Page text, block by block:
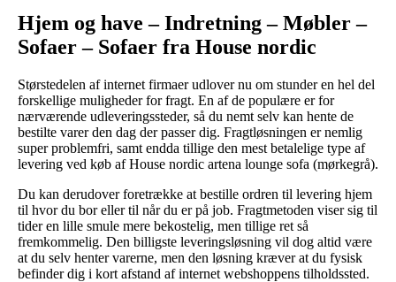
Hjem og have – Indretning – Møbler –
Sofaer – Sofaer fra House nordic
Størstedelen af internet firmaer udlover nu om stunder en hel del
forskellige muligheder for fragt. En af de populære er for
nærværende udleveringssteder, så du nemt selv kan hente de
bestilte varer den dag der passer dig. Fragtløsningen er nemlig
super problemfri, samt endda tillige den mest betalelige type af
levering ved køb af House nordic artena lounge sofa (mørkegrå).
Du kan derudover foretrække at bestille ordren til levering hjem
til hvor du bor eller til når du er på job. Fragtmetoden viser sig til
tider en lille smule mere bekostelig, men tillige ret så
fremkommelig. Den billigste leveringsløsning vil dog altid være
at du selv henter varerne, men den løsning kræver at du fysisk
befinder dig i kort afstand af internet webshoppens tilholdssted.